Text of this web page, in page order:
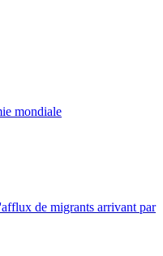
mondiale
de migrants arrivant par